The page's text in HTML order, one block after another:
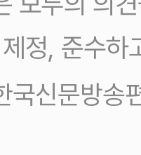
정, 준수하
국신문방송